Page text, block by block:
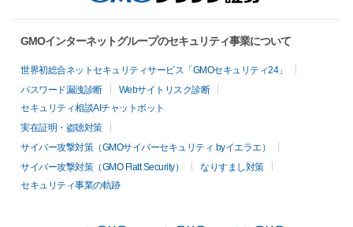
GMOインターネットグループのセキュリティ事業について
世界初総合ネットセキュリティサービス「GMOセキュリティ24」
パスワード漏洩診断
Webサイトリスク診断
セキュリティ相談AIチャットボット
実在証明・盗聴対策
サイバー攻撃対策（GMOサイバーセキュリティ byイエラエ）
サイバー攻撃対策（GMO Flatt Security）
なりすまし対策
セキュリティ事業の軌跡